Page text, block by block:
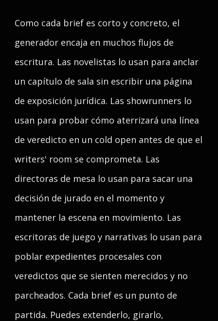
Como cada brief es corto y concreto, el
generador encaja en muchos flujos de
escritura. Las novelistas lo usan para anclar
un capítulo de sala sin escribir una página
de exposición jurídica. Las showrunners lo
usan para probar cómo aterrizará una línea
de veredicto en un cold open antes de que el
writers' room se comprometa. Las
directoras de mesa lo usan para sacar una
decisión de jurado en el momento y
mantener la escena en movimiento. Las
escritoras de juego y narrativas lo usan para
poblar expedientes procesales con
veredictos que se sienten merecidos y no
parcheados. Cada brief es un punto de
partida. Puedes extenderlo, girarlo,